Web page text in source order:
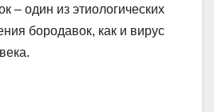
– один из этиологических
бородавок, как и вирус